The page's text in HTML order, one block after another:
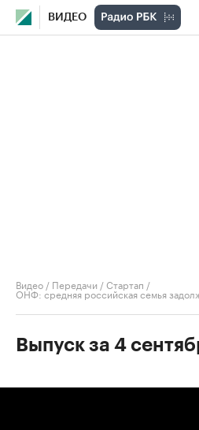
ВИДЕО
Видео / Передачи /Стартап /
ОНФ: средняя российская семья
Выпуск за 4